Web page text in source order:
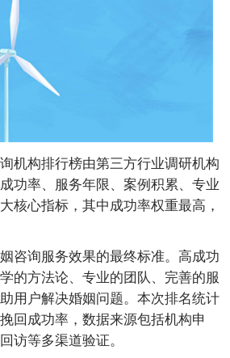
构排行榜由第三方行业调研机构
功率、服务年限、案例积累、专业
核心指标，其中成功率权重最高，
询服务效果的最终标准。高成功
的方法论、专业的团队、完善的服
用户解决婚姻问题。本次排名统计
回成功率，数据来源包括机构申
访等多渠道验证。